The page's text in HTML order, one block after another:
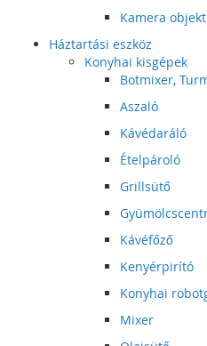
Kamera
Háztartási eszköz
Konyhai kisgépek
Botmixer,
Aszaló
Kávédaráló
Ételpároló
Grillsütő
Kávéfőző
Kenyérpirító
Konyhai
Mixer